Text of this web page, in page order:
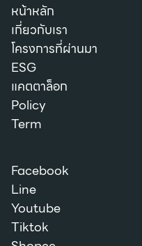
หน้าหลัก
เกี่ยวกับเรา
โครงการที่ผ่านมา
ESG
แคตตาล็อก
Policy
Term
Facebook
Line
Youtube
Tiktok